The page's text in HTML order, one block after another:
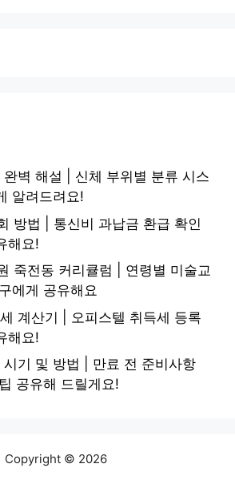
벽 해설 | 신체 부위별 분류 시스
알려드려요!
방법 | 통신비 과납금 환급 확인
해요!
죽전동 커리큘럼 | 연령별 미술교
에게 공유해요
계산기 | 오피스텔 취득세 등록
해요!
시기 및 방법 | 만료 전 준비사항
공유해 드릴게요!
Copyright © 2026